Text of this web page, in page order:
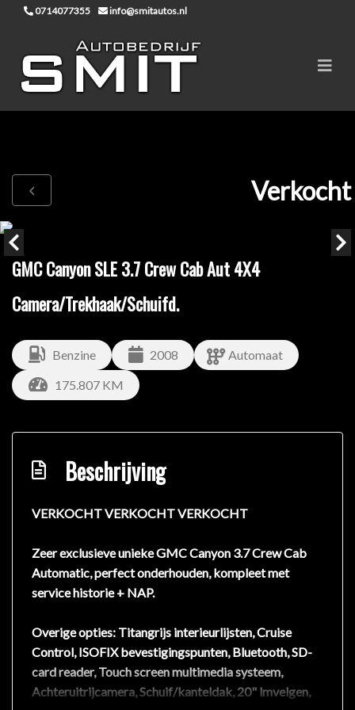
0714077355 info@smitautos.nl
Verkocht
GMC Canyon SLE 3.7 Crew Cab Aut 4X4
Camera/Trekhaak/Schuifd.
Benzine 2008
Automaat
175.807 KM
Beschrijving
VERKOCHT VERKOCHT VERKOCHT
Zeer exclusieve unieke GMC Canyon 3.7 Crew Cab
Automatic, perfect onderhouden, kompleet met
service historie + NAP.
Overige opties: Titangrijs interieurlijsten, Cruise
Control, ISOFIX bevestigingspunten, Bluetooth, SD-
card reader, Touch screen multimedia systeem,
Achteruitrijcamera, Schuif/kanteldak, 20" lmvelgen,